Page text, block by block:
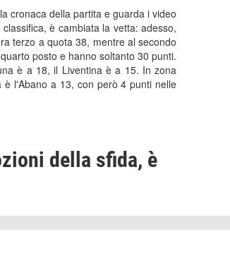
cronaca della partita e guarda i video
classifica, è cambiata la vetta: adesso,
terzo a quota 38, mentre al secondo
posto e hanno soltanto 30 punti.
è a 18, il Liventina è a 15. In zona
l'Abano a 13, con però 4 punti nelle
della sfida, è